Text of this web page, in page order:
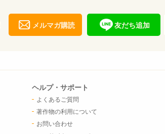
メルマガ購読 友だち追加
ヘルプ・サポート
よくあるご質問
著作物の利用について
お問い合わせ